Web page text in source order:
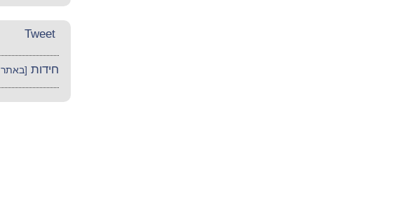
Tweet
חידות [באתר 104]